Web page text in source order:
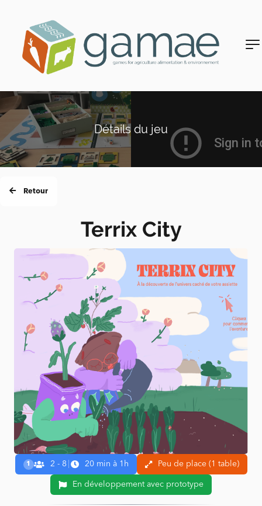
Détails du jeu
Retour
Terrix City
1 2 - 8 20 min à 1h Peu de place (1 table)
En développement avec prototype